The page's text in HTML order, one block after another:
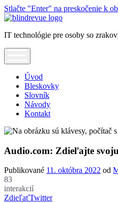
Stlačte "Enter" na preskočenie k
Blindrevue
IT technológie pre osoby so
Úvod
Bleskovky
Slovník
Návody
Kontakt
Audio.com: Zdieľajte
Publikované 11. októbra 2022 od
83
interakcií
ZdieľaťTwitter